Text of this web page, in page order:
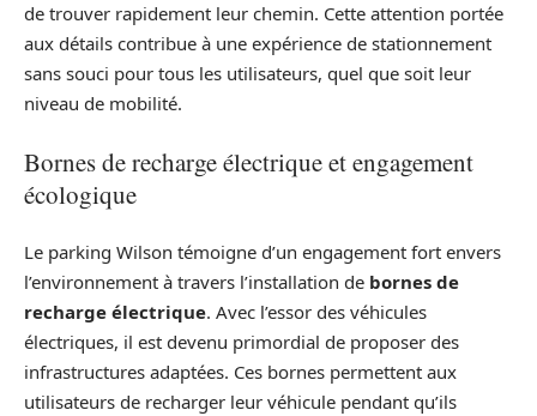
de trouver rapidement leur chemin. Cette attention portée
aux détails contribue à une expérience de stationnement
sans souci pour tous les utilisateurs, quel que soit leur
niveau de mobilité.
Bornes de recharge électrique et engagement
écologique
Le parking Wilson témoigne d’un engagement fort envers
l’environnement à travers l’installation de bornes de
recharge électrique. Avec l’essor des véhicules
électriques, il est devenu primordial de proposer des
infrastructures adaptées. Ces bornes permettent aux
utilisateurs de recharger leur véhicule pendant qu’ils